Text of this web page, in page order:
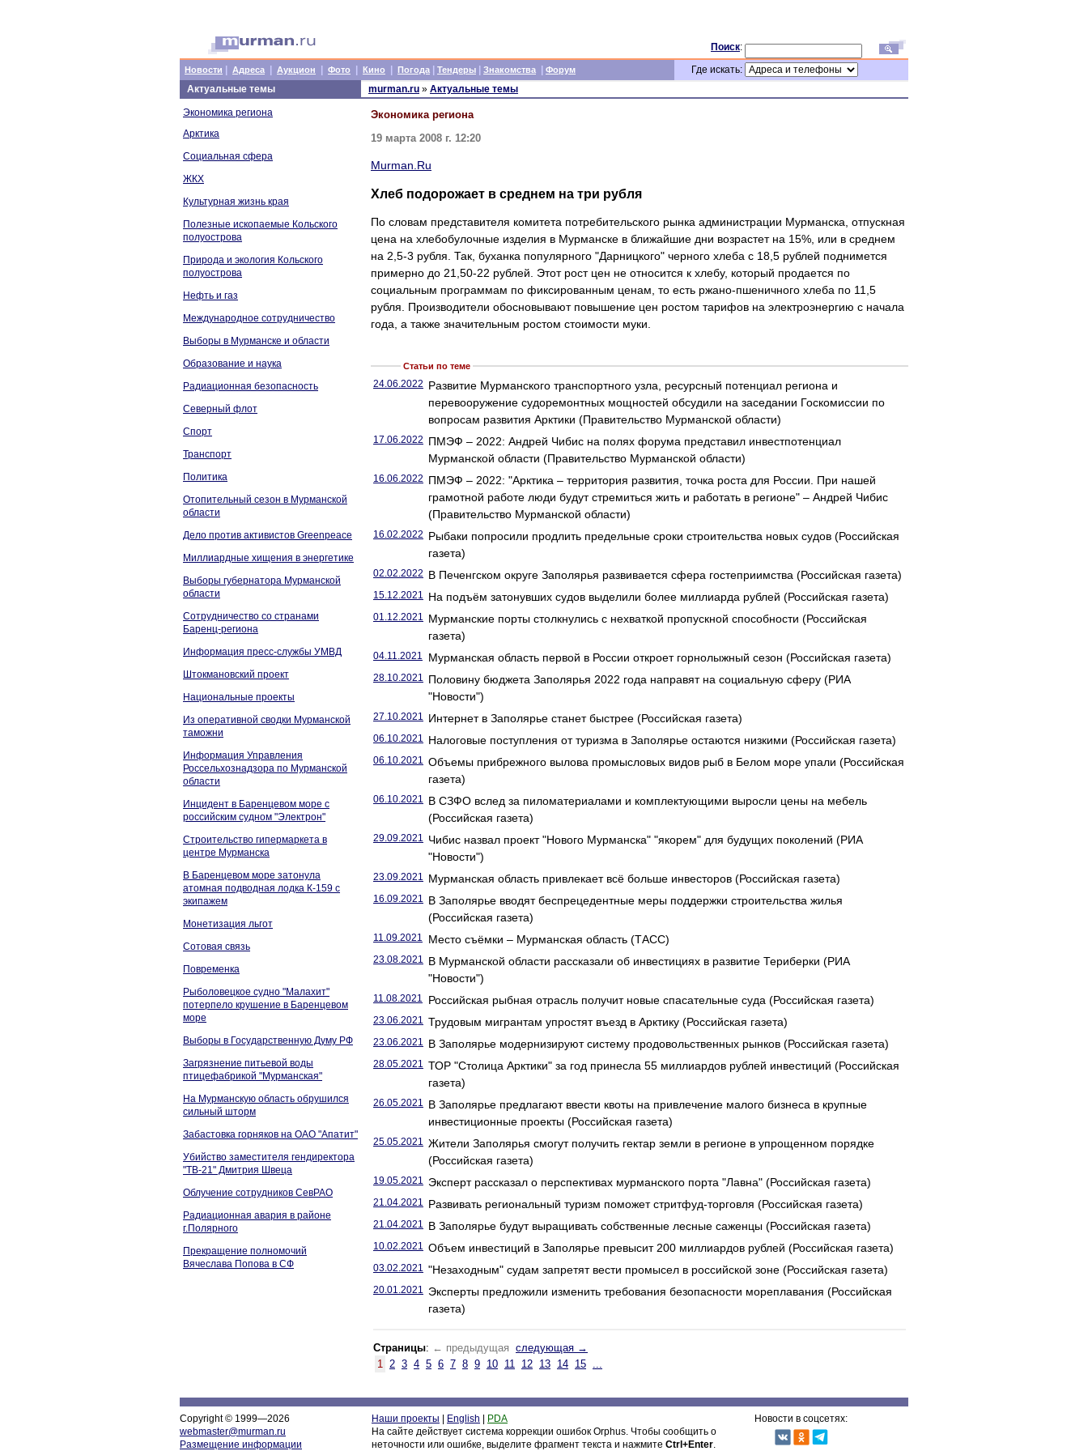
Поиск:
Новости Адреса Аукцион Фото Кино Погода Тендеры Знакомства Форум
Где искать:
Актуальные темы
Экономика региона
Арктика
Социальная сфера
ЖКХ
Культурная жизнь края
Полезные ископаемые Кольского
полуострова
Природа и экология Кольского
полуострова
Нефть и газ
Международное сотрудничество
Выборы в Мурманске и области
Образование и наука
Радиационная безопасность
Северный флот
Спорт
Транспорт
Политика
Отопительный сезон в Мурманской
области
Дело против активистов Greenpeace
Миллиардные хищения в энергетике
Выборы губернатора Мурманской
области
Сотрудничество со странами
Баренц-региона
Информация пресс-службы УМВД
Штокмановский проект
Национальные проекты
Из оперативной сводки Мурманской
таможни
Информация Управления
Россельхознадзора по Мурманской
области
Инцидент в Баренцевом море с
российским судном "Электрон"
Строительство гипермаркета в
центре Мурманска
В Баренцевом море затонула
атомная подводная лодка К-159 с
экипажем
Монетизация льгот
Сотовая связь
Повременка
Рыболовецкое судно "Малахит"
потерпело крушение в Баренцевом
море
Выборы в Государственную Думу РФ
Загрязнение питьевой воды
птицефабрикой "Мурманская"
На Мурманскую область обрушился
сильный шторм
Забастовка горняков на ОАО "Апатит"
Убийство заместителя гендиректора
"ТВ-21" Дмитрия Швеца
Облучение сотрудников СевРАО
Радиационная авария в районе
г.Полярного
Прекращение полномочий
Вячеслава Попова в СФ
murman.ru » Актуальные темы
Экономика региона
19 марта 2008 г. 12:20
Murman.Ru
Хлеб подорожает в среднем на три рубля
По словам представителя комитета потребительского рынка администрации Мурманска, отпускная
цена на хлебобулочные изделия в Мурманске в ближайшие дни возрастет на 15%, или в среднем
на 2,5-3 рубля. Так, буханка популярного "Дарницкого" черного хлеба с 18,5 рублей поднимется
примерно до 21,50-22 рублей. Этот рост цен не относится к хлебу, который продается по
социальным программам по фиксированным ценам, то есть ржано-пшеничного хлеба по 11,5
рубля. Производители обосновывают повышение цен ростом тарифов на электроэнергию с начала
года, а также значительным ростом стоимости муки.
Статьи по теме
24.06.2022 Развитие Мурманского транспортного узла, ресурсный потенциал региона и
перевооружение судоремонтных мощностей обсудили на заседании Госкомиссии по
вопросам развития Арктики (Правительство Мурманской области)
17.06.2022 ПМЭФ – 2022: Андрей Чибис на полях форума представил инвестпотенциал
Мурманской области (Правительство Мурманской области)
16.06.2022 ПМЭФ – 2022: "Арктика – территория развития, точка роста для России. При нашей
грамотной работе люди будут стремиться жить и работать в регионе" – Андрей Чибис
(Правительство Мурманской области)
16.02.2022 Рыбаки попросили продлить предельные сроки строительства новых судов (Российская
газета)
02.02.2022 В Печенгском округе Заполярья развивается сфера гостеприимства (Российская газета)
15.12.2021 На подъём затонувших судов выделили более миллиарда рублей (Российская газета)
01.12.2021 Мурманские порты столкнулись с нехваткой пропускной способности (Российская
газета)
04.11.2021 Мурманская область первой в России откроет горнолыжный сезон (Российская газета)
28.10.2021 Половину бюджета Заполярья 2022 года направят на социальную сферу (РИА
"Новости")
27.10.2021 Интернет в Заполярье станет быстрее (Российская газета)
06.10.2021 Налоговые поступления от туризма в Заполярье остаются низкими (Российская газета)
06.10.2021 Объемы прибрежного вылова промысловых видов рыб в Белом море упали (Российская
газета)
06.10.2021 В СЗФО вслед за пиломатериалами и комплектующими выросли цены на мебель
(Российская газета)
29.09.2021 Чибис назвал проект "Нового Мурманска" "якорем" для будущих поколений (РИА
"Новости")
23.09.2021 Мурманская область привлекает всё больше инвесторов (Российская газета)
16.09.2021 В Заполярье вводят беспрецедентные меры поддержки строительства жилья
(Российская газета)
11.09.2021 Место съёмки – Мурманская область (ТАСС)
23.08.2021 В Мурманской области рассказали об инвестициях в развитие Териберки (РИА
"Новости")
11.08.2021 Российская рыбная отрасль получит новые спасательные суда (Российская газета)
23.06.2021 Трудовым мигрантам упростят въезд в Арктику (Российская газета)
23.06.2021 В Заполярье модернизируют систему продовольственных рынков (Российская газета)
28.05.2021 ТОР "Столица Арктики" за год принесла 55 миллиардов рублей инвестиций (Российская
газета)
26.05.2021 В Заполярье предлагают ввести квоты на привлечение малого бизнеса в крупные
инвестиционные проекты (Российская газета)
25.05.2021 Жители Заполярья смогут получить гектар земли в регионе в упрощенном порядке
(Российская газета)
19.05.2021 Эксперт рассказал о перспективах мурманского порта "Лавна" (Российская газета)
21.04.2021 Развивать региональный туризм поможет стритфуд-торговля (Российская газета)
21.04.2021 В Заполярье будут выращивать собственные лесные саженцы (Российская газета)
10.02.2021 Объем инвестиций в Заполярье превысит 200 миллиардов рублей (Российская газета)
03.02.2021 "Незаходным" судам запретят вести промысел в российской зоне (Российская газета)
20.01.2021 Эксперты предложили изменить требования безопасности мореплавания (Российская
газета)
Страницы: ← предыдущая следующая →
1 2 3 4 5 6 7 8 9 10 11 12 13 14 15 ...
Copyright © 1999—2026
webmaster@murman.ru
Размещение информации
Наши проекты English
PDA
На сайте действует система коррекции ошибок Orphus. Чтобы сообщить о
неточности или ошибке, выделите фрагмент текста и нажмите Ctrl+Enter.
Новости в соцсетях: